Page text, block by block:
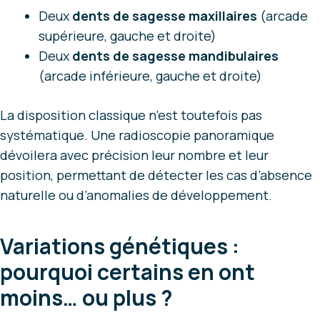
Deux dents de sagesse maxillaires (arcade
supérieure, gauche et droite)
Deux dents de sagesse mandibulaires
(arcade inférieure, gauche et droite)
La disposition classique n’est toutefois pas
systématique. Une radioscopie panoramique
dévoilera avec précision leur nombre et leur
position, permettant de détecter les cas d’absence
naturelle ou d’anomalies de développement.
Variations génétiques :
pourquoi certains en ont
moins… ou plus ?